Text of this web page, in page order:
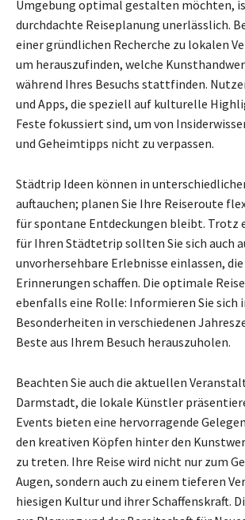
Umgebung optimal gestalten möchten,
durchdachte Reiseplanung unerlässlich.
einer gründlichen Recherche zu lokalen
um herauszufinden, welche
während Ihres Besuchs stattfinden.
und Apps, die speziell auf kulturelle
Feste fokussiert sind, um von
und Geheimtipps nicht zu verpassen.
Städtrip Ideen können in
auftauchen; planen Sie Ihre Reiseroute
für spontane Entdeckungen bleibt. Trotz
für Ihren Städtetrip sollten Sie sich auch
unvorhersehbare Erlebnisse einlassen,
Erinnerungen schaffen. Die optimale
ebenfalls eine Rolle: Informieren Sie sich
Besonderheiten in verschiedenen
Beste aus Ihrem Besuch herauszuholen.
Beachten Sie auch die aktuellen
Darmstadt, die lokale Künstler
Events bieten eine hervorragende
den kreativen Köpfen hinter den
zu treten. Ihre Reise wird nicht nur zum
Augen, sondern auch zu einem tieferen
hiesigen Kultur und ihrer Schaffenskraft.